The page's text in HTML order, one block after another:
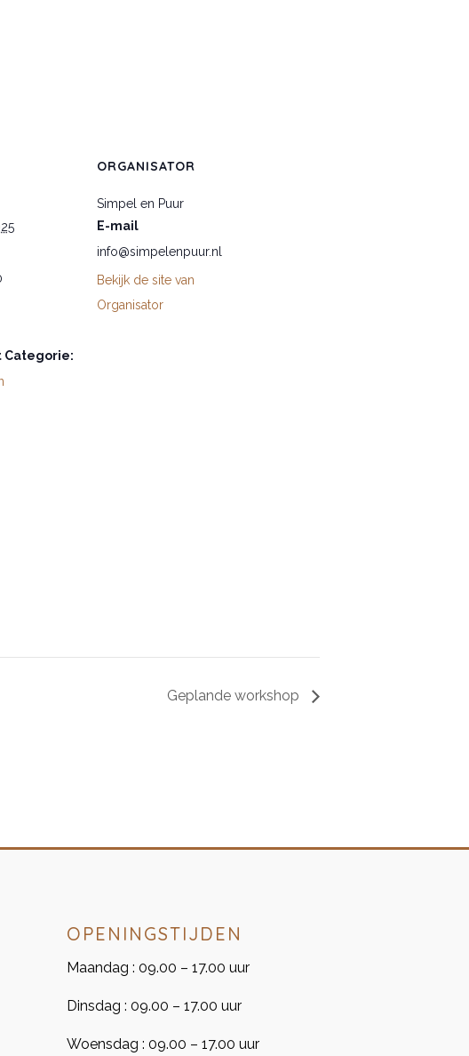
Categorie:
ORGANISATOR
Simpel en Puur
E-mail
info@simpelenpuur.nl
Bekijk de site van
Organisator
Geplande workshop
OPENINGSTIJDEN
Maandag : 09.00 – 17.00 uur
Dinsdag : 09.00 – 17.00 uur
Woensdag : 09.00 – 17.00 uur